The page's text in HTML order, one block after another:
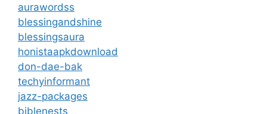
aurawordss
blessingandshine
blessingsaura
honistaapkdownload
don-dae-bak
techyinformant
jazz-packages
biblenests